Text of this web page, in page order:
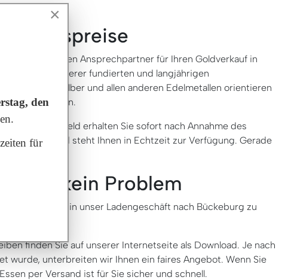
die richtigen Ansprechpartner für Ihren Goldverkauf in
Dank unserer fundierten und langjährigen
von Gold, Silber und allen anderen Edelmetallen orientieren
Kosten.
an. Das Geld erhalten Sie sofort nach Annahme des
Das Geld steht Ihnen in Echtzeit zur Verfügung. Gerade
kein Problem
persönlich in unser Ladengeschäft nach Bückeburg zu
finden Sie auf unserer Internetseite als Download. Je nach
wurde, unterbreiten wir Ihnen ein faires Angebot. Wenn Sie
per Versand ist für Sie sicher und schnell.
×
den
für